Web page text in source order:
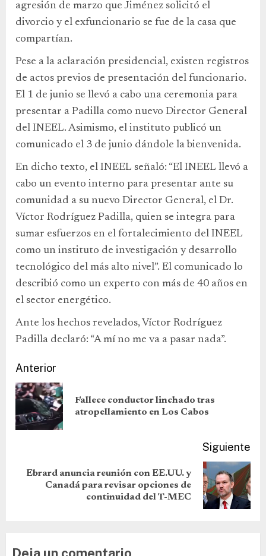
agresión de marzo que Jiménez solicitó el
divorcio y el exfuncionario se fue de la casa que
compartían.
Pese a la aclaración presidencial, existen registros
de actos previos de presentación del funcionario.
El 1 de junio se llevó a cabo una ceremonia para
presentar a Padilla como nuevo Director General
del INEEL. Asimismo, el instituto publicó un
comunicado el 3 de junio dándole la bienvenida.
En dicho texto, el INEEL señaló: “El INEEL llevó a
cabo un evento interno para presentar ante su
comunidad a su nuevo Director General, el Dr.
Víctor Rodríguez Padilla, quien se integra para
sumar esfuerzos en el fortalecimiento del INEEL
como un instituto de investigación y desarrollo
tecnológico del más alto nivel”. El comunicado lo
describió como un experto con más de 40 años en
el sector energético.
Ante los hechos revelados, Víctor Rodríguez
Padilla declaró: “A mí no me va a pasar nada”.
Anterior
Fallece conductor linchado tras
atropellamiento en Los Cabos
Siguiente
Ebrard anuncia reunión con EE.UU. y
Canadá para revisar opciones de
continuidad del T-MEC